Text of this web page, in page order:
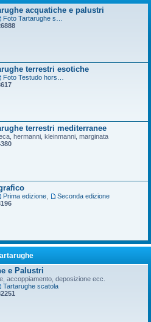
acquatiche e palustri
terrestri esotiche
terrestri mediterranee
hermanni, kleinmanni, marginata
Prima edizione
Seconda edizione
e Palustri
accoppiamento, deposizione ecc.
Tartarughe scatola